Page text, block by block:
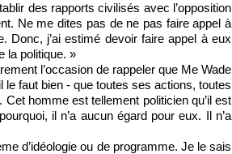
des rapports civilisés avec l’opposition
Ne me dites pas de ne pas faire appel à
Donc, j’ai estimé devoir faire appel à eux
la politique. »
l’occasion de rappeler que Me Wade
faut bien - que toutes ses actions, toutes
homme est tellement politicien qu’il est
il n’a aucun égard pour eux. Il n’a
d’idéologie ou de programme. Je le sais